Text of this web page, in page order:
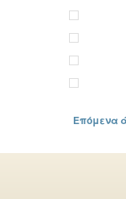
Επόμενα